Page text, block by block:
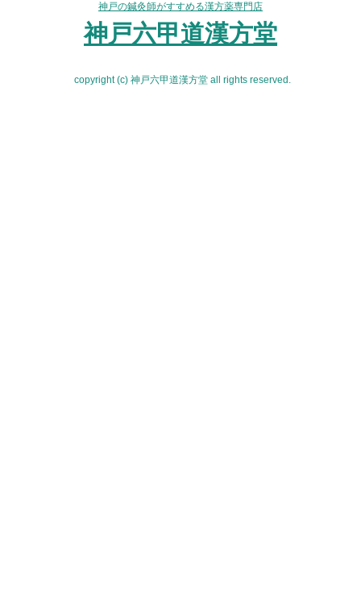
神戸の鍼灸師がすすめる漢方薬専門店
神戸六甲道漢方堂
copyright (c) 神戸六甲道漢方堂 all rights reserved.